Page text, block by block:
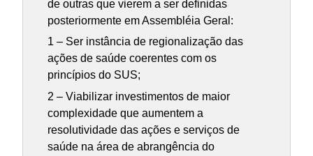
de outras que vierem a ser definidas
posteriormente em Assembléia Geral:
1 – Ser instância de regionalização das
ações de saúde coerentes com os
princípios do SUS;
2 – Viabilizar investimentos de maior
complexidade que aumentem a
resolutividade das ações e serviços de
saúde na área de abrangência do